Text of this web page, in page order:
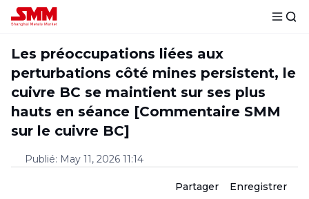
Les préoccupations liées aux
perturbations côté mines persistent, le
cuivre BC se maintient sur ses plus
hauts en séance [Commentaire SMM
sur le cuivre BC]
Publié: May 11, 2026 11:14
Partager Enregistrer